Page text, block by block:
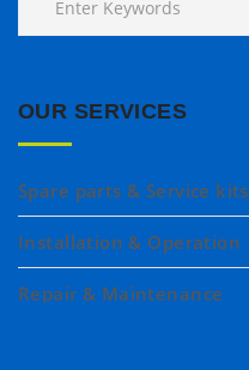
OUR SERVICES
Spare parts & Service kits
Installation & Operation
Repair & Maintenance